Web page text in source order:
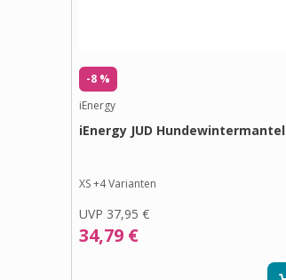
-8 %
iEnergy
iEnergy JUD Hundewintermantel
XS+4Varianten
UVP 37,95 €
34,79 €